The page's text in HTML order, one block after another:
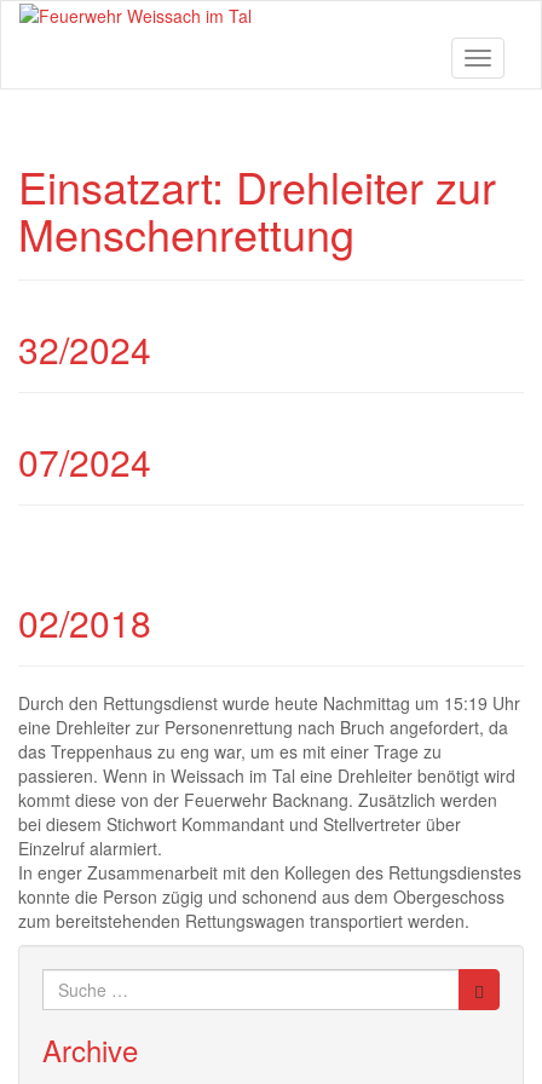
Skip
content
Toggle
Einsatzart: Drehleiter zur
Menschenrettung
32/2024
07/2024
02/2018
Durch den Rettungsdienst wurde heute Nachmittag um 15:19 Uhr
eine Drehleiter zur Personenrettung nach Bruch angefordert, da
das Treppenhaus zu eng war, um es mit einer Trage zu
passieren. Wenn in Weissach im Tal eine Drehleiter benötigt wird
kommt diese von der Feuerwehr Backnang. Zusätzlich werden
bei diesem Stichwort Kommandant und Stellvertreter über
Einzelruf alarmiert.
In enger Zusammenarbeit mit den Kollegen des Rettungsdienstes
konnte die Person zügig und schonend aus dem Obergeschoss
zum bereitstehenden Rettungswagen transportiert werden.
Suche
nach:
Archive